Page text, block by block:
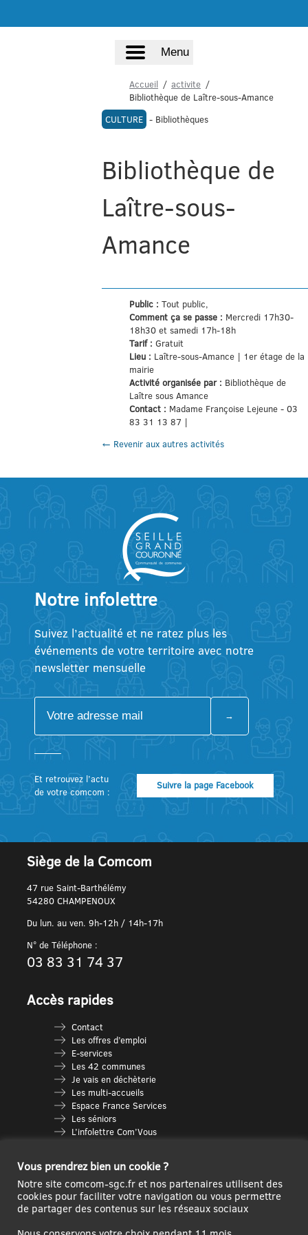
Menu
Accueil
activite
Bibliothèque de Laître-sous-Amance
CULTURE - Bibliothèques
Bibliothèque de
Laître-sous-
Amance
Public :Tout public,
Comment ça se passe : Mercredi 17h30-
18h30 et samedi 17h-18h
Tarif :Gratuit
Lieu : Laître-sous-Amance | 1er étage de la
mairie
Activité organisée par : Bibliothèque de
Laître sous Amance
Contact : Madame Françoise Lejeune - 03
83 31 13 87 |
← Revenir aux autres activités
Notre infolettre
Suivez l’actualité et ne ratez plus les
événements de votre territoire avec notre
newsletter mensuelle
Et retrouvez l’actu
de votre comcom :
Suivre la page Facebook
Siège de la Comcom
47 rue Saint-Barthélémy
54280 CHAMPENOUX
Du lun. au ven. 9h-12h / 14h-17h
N° de Téléphone :
03 83 31 74 37
Accès rapides
Contact
Les offres d’emploi
E-services
Les 42 communes
Je vais en déchèterie
Les multi-accueils
Espace France Services
Les séniors
L’infolettre Com’Vous
Vous prendrez bien un cookie ?
Notre site comcom-sgc.fr et nos partenaires utilisent des
cookies pour faciliter votre navigation ou vous permettre
de partager des contenus sur les réseaux sociaux